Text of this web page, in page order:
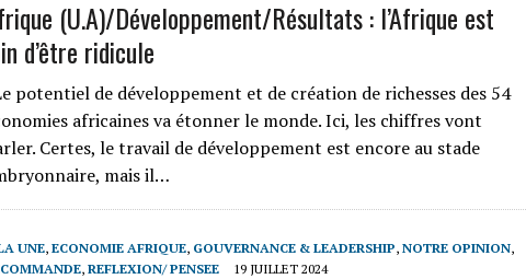
(U.A)/Développement/Résultats : l’Afrique est
d’être ridicule
potentiel de développement et de création de richesses des 54
africaines va étonner le monde. Ici, les chiffres vont
Certes, le travail de développement est encore au stade
mais il…
UNE, ECONOMIE AFRIQUE, GOUVERNANCE & LEADERSHIP, NOTRE OPINION,
, REFLEXION/ PENSEE 19 JUILLET 2024